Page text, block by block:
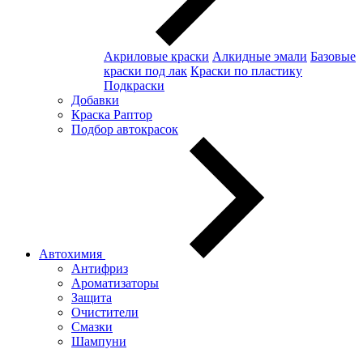
Акриловые краски Алкидные эмали Базовые
краски под лак Краски по пластику
Подкраски
Добавки
Краска Раптор
Подбор автокрасок
Автохимия
Антифриз
Ароматизаторы
Защита
Очистители
Смазки
Шампуни